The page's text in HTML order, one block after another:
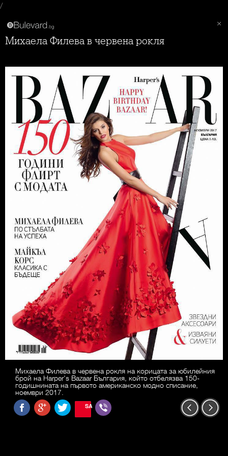
/
Михаела Филева в червена рокля
Михаела Филева в червена рокля на корицата за юбилейния
брой на Harper's Bazaar България, който отбелязва 150-
годишнината на първото американско модно списание,
ноември 2017.
SAVE